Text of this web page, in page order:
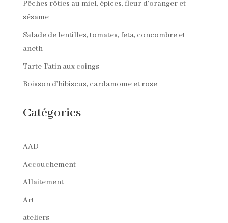
Pêches rôties au miel, épices, fleur d’oranger et
sésame
Salade de lentilles, tomates, feta, concombre et
aneth
Tarte Tatin aux coings
Boisson d’hibiscus, cardamome et rose
Catégories
AAD
Accouchement
Allaitement
Art
ateliers